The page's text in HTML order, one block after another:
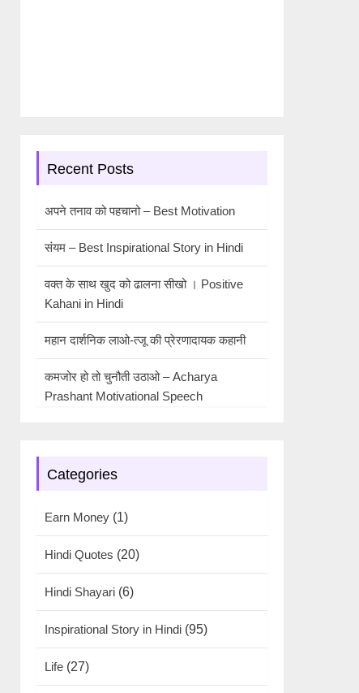
Recent Posts
अपने तनाव को पहचानो – Best Motivation
संयम – Best Inspirational Story in Hindi
वक्त के साथ खुद को ढालना सीखो । Positive
Kahani in Hindi
महान दार्शनिक लाओ-त्जू की प्रेरणादायक कहानी
कमजोर हो तो चुनौती उठाओ – Acharya
Prashant Motivational Speech
Categories
Earn Money (1)
Hindi Quotes (20)
Hindi Shayari (6)
Inspirational Story in Hindi (95)
Life (27)